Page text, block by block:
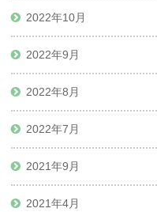
2022年10月
2022年9月
2022年8月
2022年7月
2021年9月
2021年4月